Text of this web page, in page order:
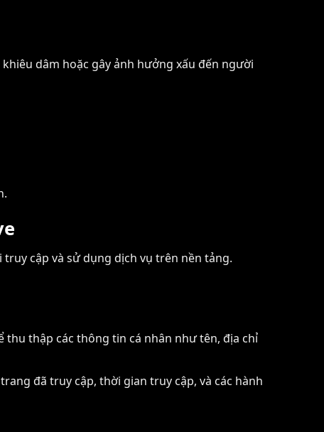
dâm hoặc gây ảnh hưởng xấu đến người
cập và sử dụng dịch vụ trên nền tảng.
thu thập các thông tin cá nhân như tên, địa chỉ
đã truy cập, thời gian truy cập, và các hành